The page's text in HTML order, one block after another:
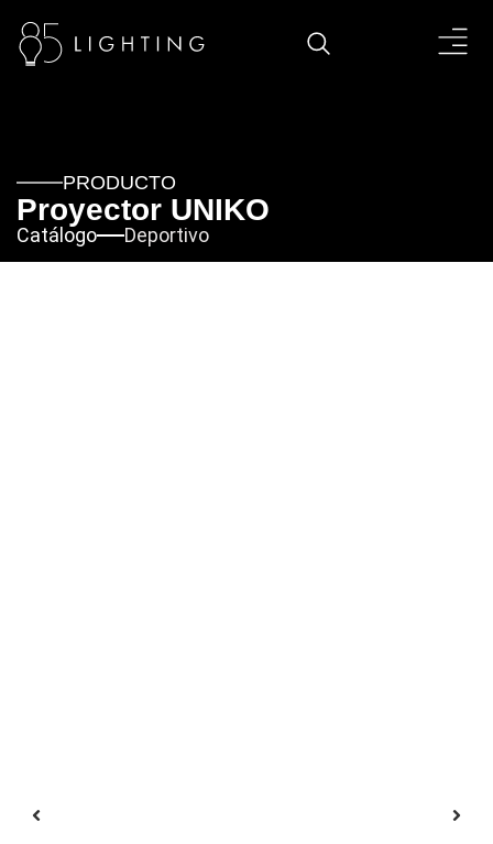
PRODUCTO
Proyector UNIKO
Catálogo Deportivo